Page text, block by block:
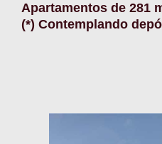
Apartamentos de 281
(*) Contemplando